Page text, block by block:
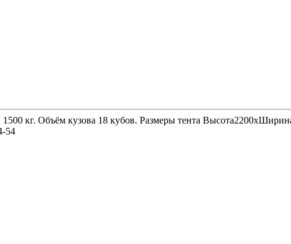
кг. Объём кузова 18 кубов. Размеры тента
54